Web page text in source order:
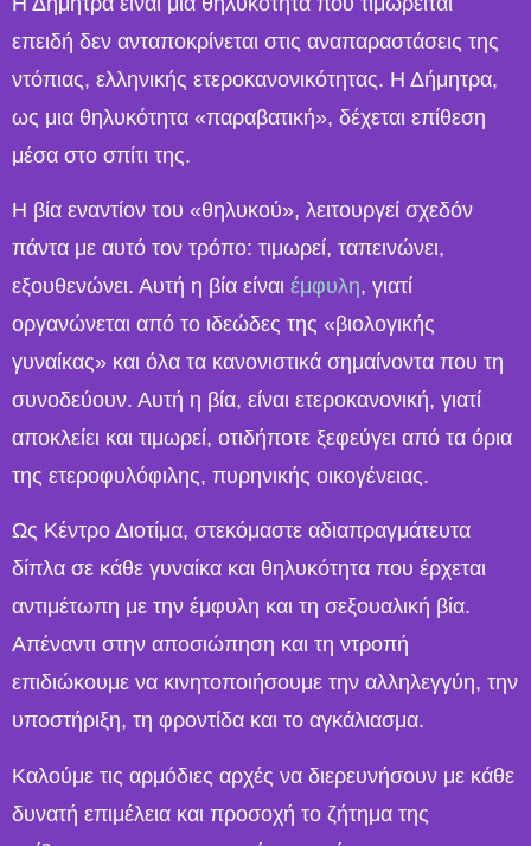
επειδή δεν ανταποκρίνεται στις αναπαραστάσεις της
ντόπιας, ελληνικής ετεροκανονικότητας. Η Δήμητρα,
ως μια θηλυκότητα «παραβατική», δέχεται επίθεση
μέσα στο σπίτι της.
Η βία εναντίον του «θηλυκού», λειτουργεί σχεδόν
πάντα με αυτό τον τρόπο: τιμωρεί, ταπεινώνει,
εξουθενώνει. Αυτή η βία είναι έμφυλη, γιατί
οργανώνεται από το ιδεώδες της «βιολογικής
γυναίκας» και όλα τα κανονιστικά σημαίνοντα που τη
συνοδεύουν. Αυτή η βία, είναι ετεροκανονική, γιατί
αποκλείει και τιμωρεί, οτιδήποτε ξεφεύγει από τα όρια
της ετεροφυλόφιλης, πυρηνικής οικογένειας.
Ως Κέντρο Διοτίμα, στεκόμαστε αδιαπραγμάτευτα
δίπλα σε κάθε γυναίκα και θηλυκότητα που έρχεται
αντιμέτωπη με την έμφυλη και τη σεξουαλική βία.
Απέναντι στην αποσιώπηση και τη ντροπή
επιδιώκουμε να κινητοποιήσουμε την αλληλεγγύη, την
υποστήριξη, τη φροντίδα και το αγκάλιασμα.
Καλούμε τις αρμόδιες αρχές να διερευνήσουν με κάθε
δυνατή επιμέλεια και προσοχή το ζήτημα της